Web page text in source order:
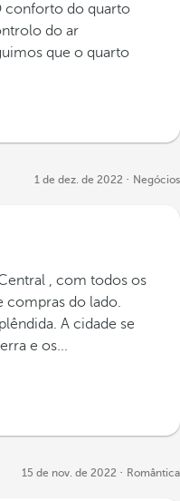
conforto do quarto
do ar
que o quarto
1 de dez. de 2022 Negócios
, com todos os
compras do lado.
A cidade se
e os...
15 de nov. de 2022 Romântica